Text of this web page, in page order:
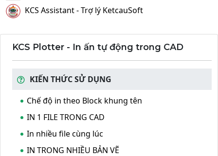
KCS Assistant - Trợ lý KetcauSoft
KCS Plotter - In ấn tự động trong CAD
KIẾN THỨC SỬ DỤNG
Chế độ in theo Block khung tên
IN 1 FILE TRONG CAD
In nhiều file cùng lúc
IN TRONG NHIỀU BẢN VẼ